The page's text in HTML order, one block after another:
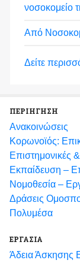
νοσοκομείο
Από
Δείτε
ΠΕΡΙΗΓΗΣΗ
Ανακοινώσεις
Κορωνοϊός:
Eπιστημονικές
Εκπαίδευση –
Νομοθεσία –
Δράσεις
Πολυμέσα
ΕΡΓΑΣΙΑ
Άδεια Άσκησης